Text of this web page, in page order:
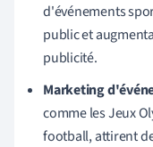
d'événements
public et
publicité.
Marketing
comme les Jeux
football, attirent